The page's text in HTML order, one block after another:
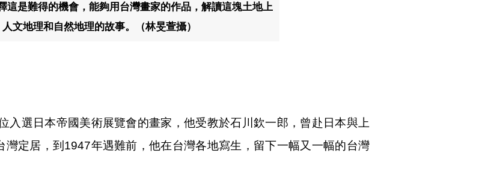
這是難得的機會，能夠用台灣畫家的作品，解讀這塊土地上
人文地理和自然地理的故事。（林旻萱攝）
入選日本帝國美術展覽會的畫家，他受教於石川欽一郎，曾赴日本與上
定居，到1947年遇難前，他在台灣各地寫生，留下一幅又一幅的台灣